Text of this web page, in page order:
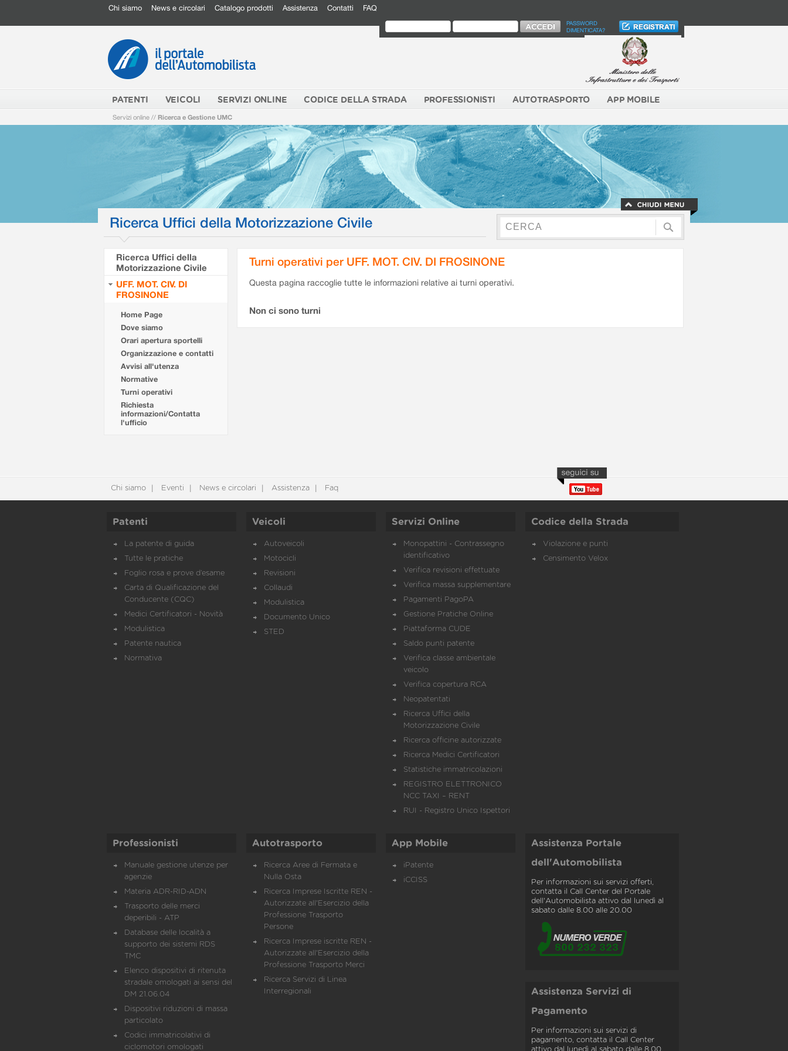
Chi siamo News e circolari Catalogo prodotti Assistenza Contatti FAQ
PASSWORD
DIMENTICATA?
PATENTI VEICOLI SERVIZI ONLINE CODICE DELLA STRADA PROFESSIONISTI AUTOTRASPORTO APP MOBILE
Servizi online // Ricerca e Gestione UMC
Ricerca Uffici della Motorizzazione Civile
Ricerca Uffici della
Motorizzazione Civile
UFF. MOT. CIV. DI
FROSINONE
Home Page
Dove siamo
Orari apertura sportelli
Organizzazione e contatti
Avvisi all'utenza
Normative
Turni operativi
Richiesta
informazioni/Contatta
l'ufficio
Turni operativi per UFF. MOT. CIV. DI FROSINONE
Questa pagina raccoglie tutte le informazioni relative ai turni operativi.
Non ci sono turni
Chi siamo Eventi News e circolari Assistenza Faq
Patenti
La patente di guida
Tutte le pratiche
Foglio rosa e prove d’esame
Carta di Qualificazione del
Conducente (CQC)
Medici Certificatori - Novità
Modulistica
Patente nautica
Normativa
Veicoli
Autoveicoli
Motocicli
Revisioni
Collaudi
Modulistica
Documento Unico
STED
Servizi Online
Monopattini - Contrassegno
identificativo
Verifica revisioni effettuate
Verifica massa supplementare
Pagamenti PagoPA
Gestione Pratiche Online
Piattaforma CUDE
Saldo punti patente
Verifica classe ambientale
veicolo
Verifica copertura RCA
Neopatentati
Ricerca Uffici della
Motorizzazione Civile
Ricerca officine autorizzate
Ricerca Medici Certificatori
Statistiche immatricolazioni
REGISTRO ELETTRONICO
NCC TAXI – RENT
RUI - Registro Unico Ispettori
Codice della Strada
Violazione e punti
Censimento Velox
Professionisti
Manuale gestione utenze per
agenzie
Materia ADR-RID-ADN
Trasporto delle merci
deperibili - ATP
Database delle località a
supporto dei sistemi RDS
TMC
Elenco dispositivi di ritenuta
stradale omologati ai sensi del
DM 21.06.04
Dispositivi riduzioni di massa
particolato
Codici immatricolativi di
ciclomotori omologati
Autotrasporto
Ricerca Aree di Fermata e
Nulla Osta
Ricerca Imprese Iscritte REN -
Autorizzate all'Esercizio della
Professione Trasporto
Persone
Ricerca Imprese iscritte REN -
Autorizzate all'Esercizio della
Professione Trasporto Merci
Ricerca Servizi di Linea
Interregionali
App Mobile
iPatente
iCCISS
Assistenza Portale
dell'Automobilista
Per informazioni sui servizi offerti,
contatta il Call Center del Portale
dell'Automobilista attivo dal lunedì al
sabato dalle 8.00 alle 20.00
Assistenza Servizi di
Pagamento
Per informazioni sui servizi di
pagamento, contatta il Call Center